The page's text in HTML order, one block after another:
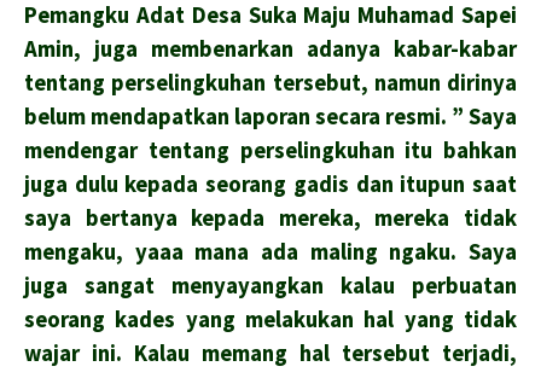
Pemangku Adat Desa Suka Maju Muhamad Sapei
Amin, juga membenarkan adanya kabar-kabar
tentang perselingkuhan tersebut, namun dirinya
belum mendapatkan laporan secara resmi. ” Saya
mendengar tentang perselingkuhan itu bahkan
juga dulu kepada seorang gadis dan itupun saat
saya bertanya kepada mereka, mereka tidak
mengaku, yaaa mana ada maling ngaku. Saya
juga sangat menyayangkan kalau perbuatan
seorang kades yang melakukan hal yang tidak
wajar ini. Kalau memang hal tersebut terjadi,